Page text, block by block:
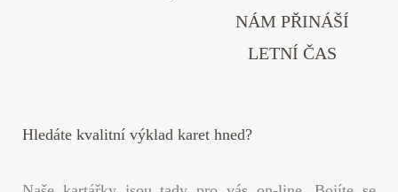
NÁM PŘINÁŠÍ
LETNÍ ČAS
Hledáte kvalitní výklad karet hned?